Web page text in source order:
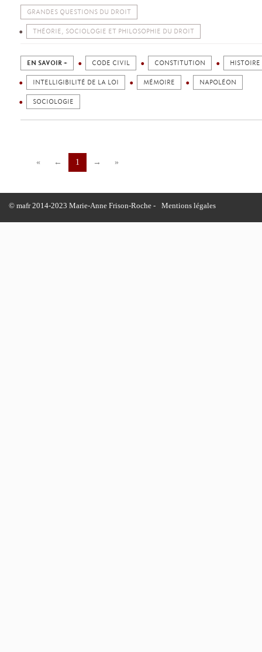
GRANDES QUESTIONS DU DROIT
THÉORIE, SOCIOLOGIE ET PHILOSOPHIE DU DROIT
EN SAVOIR + CODE CIVIL CONSTITUTION HISTOIRE
INTELLIGIBILITÉ DE LA LOI MÉMOIRE NAPOLÉON
SOCIOLOGIE
« ← 1 → »
© mafr 2014-2023 Marie-Anne Frison-Roche - Mentions légales